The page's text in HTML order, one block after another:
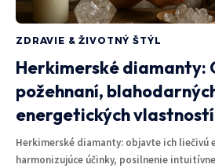
ZDRAVIE & ŽIVOTNÝ ŠTÝL
Herkimerské diamanty:
požehnaní,
energetických vlastností
Herkimerské diamanty: objavte ich liečivú
harmonizujúce účinky, posilnenie